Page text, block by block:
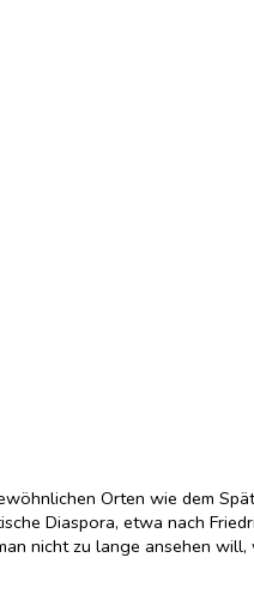
Orten wie dem
Diaspora, etwa nach
nicht zu lange ansehen